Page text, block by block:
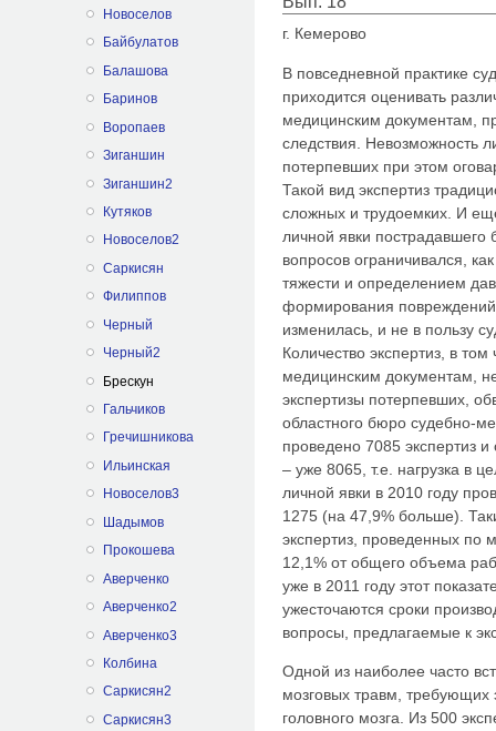
Новоселов
Байбулатов
Балашова
Баринов
Воропаев
Зиганшин
Зиганшин2
Кутяков
Новоселов2
Саркисян
Филиппов
Черный
Черный2
Брескун
Гальчиков
Гречишникова
Ильинская
Новоселов3
Шадымов
Прокошева
Аверченко
Аверченко2
Аверченко3
Колбина
Саркисян2
Саркисян3
г. Кемерово
В повседневной практике
приходится оценивать
медицинским документам,
следствия. Невозможность
потерпевших при этом
Такой вид экспертиз
сложных и трудоемких. И
личной явки
вопросов ограничивался,
тяжести и определением
формирования
изменилась, и не в пользу
Количество экспертиз, в
медицинским документам,
экспертизы потерпевших,
областного бюро судебно-
проведено 7085 экспертиз
– уже 8065, т.е. нагрузка в
личной явки в 2010 году
1275 (на 47,9% больше).
экспертиз, проведенных по
12,1% от общего объема
уже в 2011 году этот
ужесточаются сроки
вопросы, предлагаемые к
Одной из наиболее часто
мозговых травм, требующих
головного мозга. Из 500